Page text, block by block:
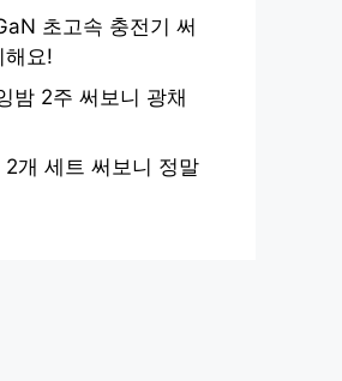
초고속 충전기 써
해요!
밤 2주 써보니 광채
2개 세트 써보니 정말